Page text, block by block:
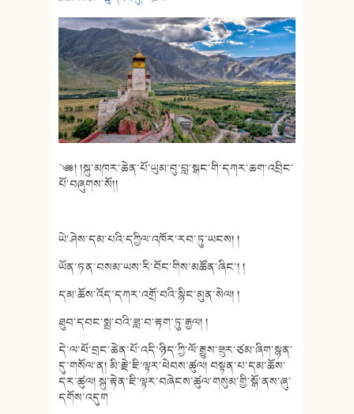
༄༅། །སྐུ་མཁར་ཆེན་པོ་ཡུམ་བུ་བླ་སྒང་གི་དཀར་ཆག་འབྲིང་
པོ་བཞུགས་སོ།།
ཡེ་ཤེས་དམ་པའི་དཀྱིལ་འཁོར་རབ་ཏུ་ཡངས། །
ཡོན་ཏན་བསམ་ཡས་རི་བོང་གིས་མཚོན་ཞིང་། །
དམ་ཆོས་འོད་དཀར་འགྲོ་བའི་སྙིང་མུན་སེལ། །
ཐུབ་དབང་སྨྲ་བའི་ཟླ་བ་རྟག་ཏུ་རྒྱལ། །
དེ་ལ་ཕོ་བྲང་ཆེན་པོ་འདི་ཉིད་ཀྱི་ལོ་རྒྱུས་ཟུར་ཙམ་ཞིག་སྙན་
དུ་གསོལ་ན། མི་རྗེ་ཇི་ལྟར་ཕེབས་ཚུལ། བསྟན་པ་དམ་ཆོས་
དར་ཚུལ། སྐུ་རྟེན་ཇི་ལྟར་བཞེངས་ཚུལ་གསུམ་གྱི་སྒོ་ནས་ཞུ་
དགོས་འདུག